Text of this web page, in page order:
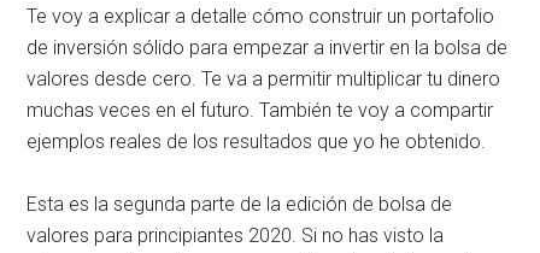
Te voy a explicar a detalle cómo construir un portafolio
de inversión sólido para empezar a invertir en la bolsa de
valores desde cero. Te va a permitir multiplicar tu dinero
muchas veces en el futuro. También te voy a compartir
ejemplos reales de los resultados que yo he obtenido.
Esta es la segunda parte de la edición de bolsa de
valores para principiantes 2020. Si no has visto la